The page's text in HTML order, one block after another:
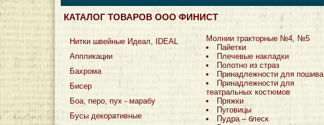
КАТАЛОГ ТОВАРОВ ООО ФИНИСТ
Нитки швейные Идеал, IDEAL
Аппликации
Бахрома
Бисер
Боа, перо, пух - марабу
Бусы декоративные
Молнии тракторные №4, №5
Пайетки
Плечевые накладки
Полотно из страз
Принадлежности для пошива
Принадлежности для
театральных костюмов
Пряжки
Пуговицы
Пудра – блеск